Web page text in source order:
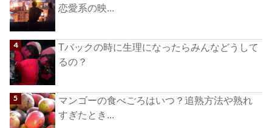
恋愛系の映...
Tバックの時に生理になったらみんなどうして
るの？
マンゴーの食べごろはいつ？追熟方法や熟れ
すぎたとき...